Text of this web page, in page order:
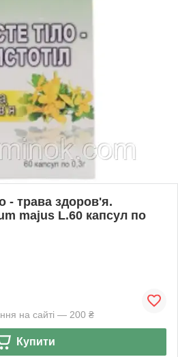
- трава здоров'я.
majus L.60 капсул по
на сайті — 200 ₴
Купити